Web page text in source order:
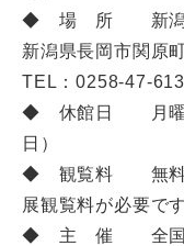
◆ 場 所 新潟県
新潟県長岡市関原
TEL：0258-47-
◆ 休館日 月曜日
日）
◆ 観覧料 無料（
展観覧料が必要です
◆ 主 催 全国重